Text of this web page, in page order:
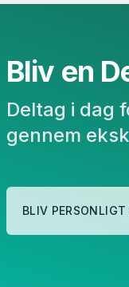
Bliv en
Deltag i dag
gennem
BLIV